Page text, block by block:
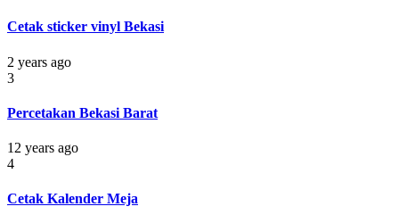
Cetak sticker vinyl Bekasi
2 years ago
3
Percetakan Bekasi Barat
12 years ago
4
Cetak Kalender Meja